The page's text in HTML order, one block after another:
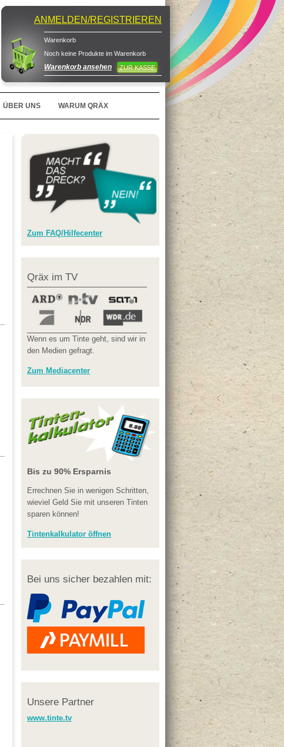
ANMELDEN/REGISTRIEREN
Warenkorb
Noch keine Produkte im Warenkorb
Warenkorb ansehen ZUR KASSE
ÜBER UNS WARUM QRÄX
Zum FAQ/Hilfecenter
Qräx im TV
Wenn es um Tinte geht, sind wir in
den Medien gefragt.
Zum Mediacenter
Bis zu 90% Ersparnis
Errechnen Sie in wenigen Schritten,
wieviel Geld Sie mit unseren Tinten
sparen können!
Tintenkalkulator öffnen
Bei uns sicher bezahlen mit:
Unsere Partner
www.tinte.tv